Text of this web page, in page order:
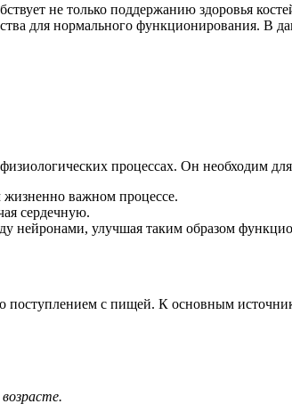
не только поддержанию здоровья
для нормального функционирования. В
процессах. Он необходим
важном процессе.
сердечную.
нейронами, улучшая таким образом
поступлением с пищей. К основным